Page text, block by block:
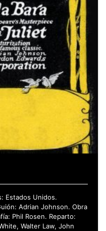
Estados Unidos.
Adrian Johnson. Obra
Phil Rosen. Reparto:
Walter Law, John